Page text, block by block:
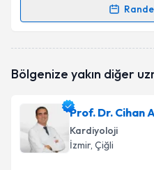
Randevu Takvimi
randevu takvimi talebi
posta ile bilgilendireceğiz.
E-posta Adresiniz
Bölgenize yakın diğer
Prof. Dr. Cihan
Kardiyoloji
İzmir, Çiğli